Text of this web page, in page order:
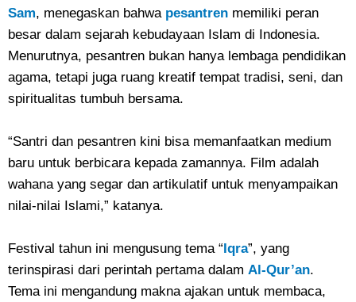
Sam, menegaskan bahwa pesantren memiliki peran
besar dalam sejarah kebudayaan Islam di Indonesia.
Menurutnya, pesantren bukan hanya lembaga pendidikan
agama, tetapi juga ruang kreatif tempat tradisi, seni, dan
spiritualitas tumbuh bersama.
“Santri dan pesantren kini bisa memanfaatkan medium
baru untuk berbicara kepada zamannya. Film adalah
wahana yang segar dan artikulatif untuk menyampaikan
nilai-nilai Islami,” katanya.
Festival tahun ini mengusung tema “Iqra”, yang
terinspirasi dari perintah pertama dalam Al-Qur’an.
Tema ini mengandung makna ajakan untuk membaca,